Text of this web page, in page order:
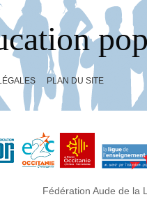
PLAN DU SITE
Fédération Aude de la